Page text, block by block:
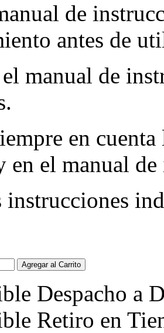
de
antes de
manual de
en
en el manual
instrucciones
Agregar al Carrito
Despacho a
Retiro en